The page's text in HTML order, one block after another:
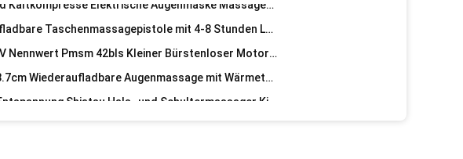
Wiederaufladbare Taschenmassagepistole mit 4-8 Stunden Ladezeit und Körpermassage
115V/230V Nennwert Pmsm 42bls Kleiner Bürstenloser Motor für Elektrofahrzeuge Laufbandpumpe
20*14.2*8.7cm Wiederaufladbare Augenmassage mit Wärmetherapie und Musical Smart Massage
Ultimate Entspannung Shiatsu Hals- und Schultermassager Kissen für Tiefe Gewebe Massage
2 kg starke Vibrationsmassage-Pistole für Sport-Erholung und tiefe Gewebeentspannung